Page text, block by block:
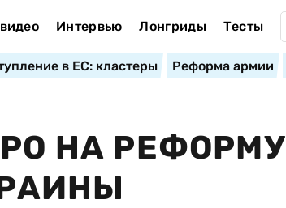
Интервью Лонгриды Тесты
в ЕС: кластеры Реформа армии
НА РЕФОРМУ